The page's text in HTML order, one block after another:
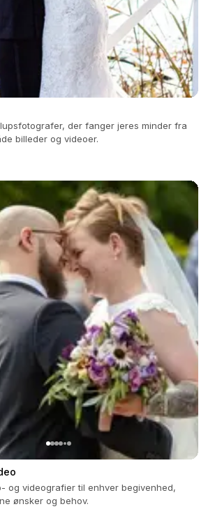
der fanger jeres minder fra
billeder og videoer.
og videografier til enhver begivenhed,
ønsker og behov.